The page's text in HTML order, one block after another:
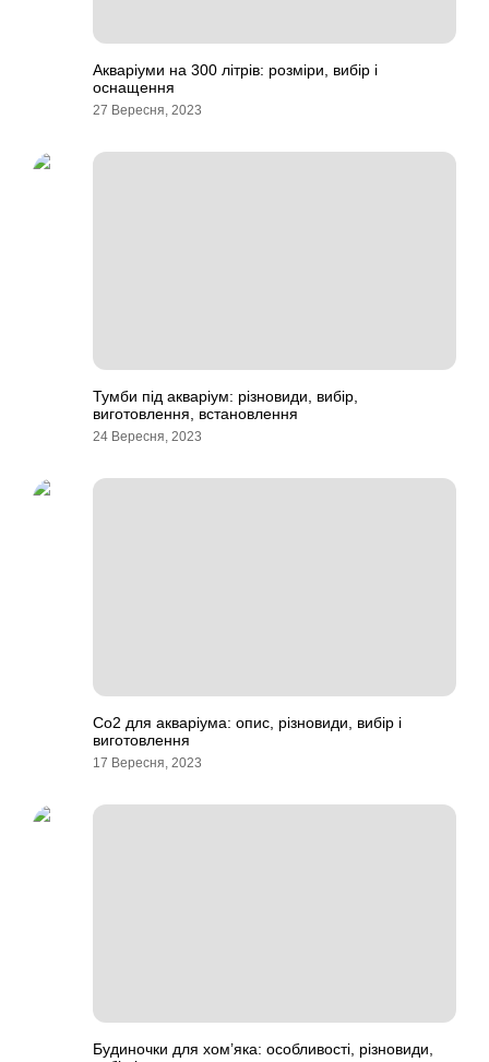
Акваріуми на 300 літрів: розміри, вибір і
оснащення
27 Вересня, 2023
Тумби під акваріум: різновиди, вибір,
виготовлення, встановлення
24 Вересня, 2023
Со2 для акваріума: опис, різновиди, вибір і
виготовлення
17 Вересня, 2023
Будиночки для хом’яка: особливості, різновиди,